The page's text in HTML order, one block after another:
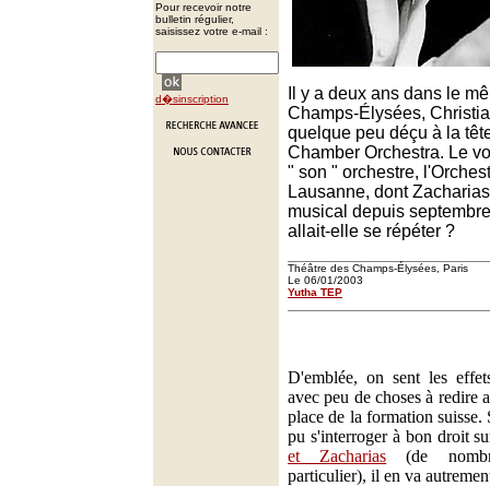
Pour recevoir notre
bulletin régulier,
saisissez votre e-mail :
d�sinscription
Il y a deux ans dans le
Champs-Élysées,
quelque peu déçu à la
Chamber Orchestra. Le
" son " orchestre,
Lausanne, dont
musical depuis
allait-elle se répéter ?
Théâtre des Champs-Élysées, Paris
Le 06/01/2003
Yutha TEP
D'emblée, on sent les
avec peu de choses à redire
place de la formation
pu s'interroger à bon droit
et Zacharias (de
particulier), il en va